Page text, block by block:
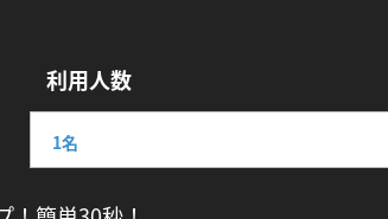
利用人数